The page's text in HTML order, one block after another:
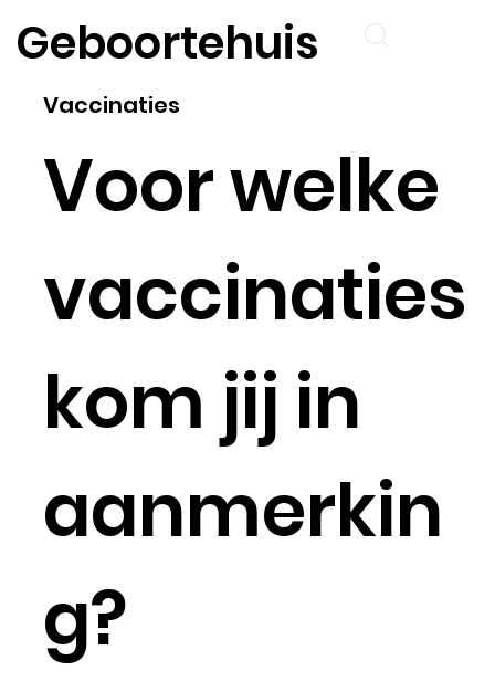
Geboortehuis
Vaccinaties
Voor welke
vaccinaties
kom jij in
aanmerkin
g?